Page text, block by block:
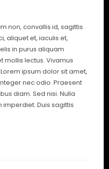
non, convallis id, sagittis
aliquet et, iaculis et,
in purus aliquam
mollis lectus. Vivamus
ipsum dolor sit amet,
nec odio. Praesent
diam. Sed nisi. Nulla
Duis sagittis